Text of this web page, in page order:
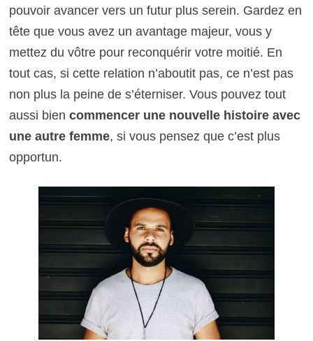
pouvoir avancer vers un futur plus serein. Gardez en
tête que vous avez un avantage majeur, vous y
mettez du vôtre pour reconquérir votre moitié. En
tout cas, si cette relation n’aboutit pas, ce n’est pas
non plus la peine de s’éterniser. Vous pouvez tout
aussi bien commencer une nouvelle histoire avec
une autre femme, si vous pensez que c’est plus
opportun.